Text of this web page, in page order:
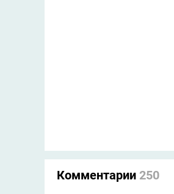
Комментарии 250